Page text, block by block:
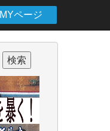
MYページ